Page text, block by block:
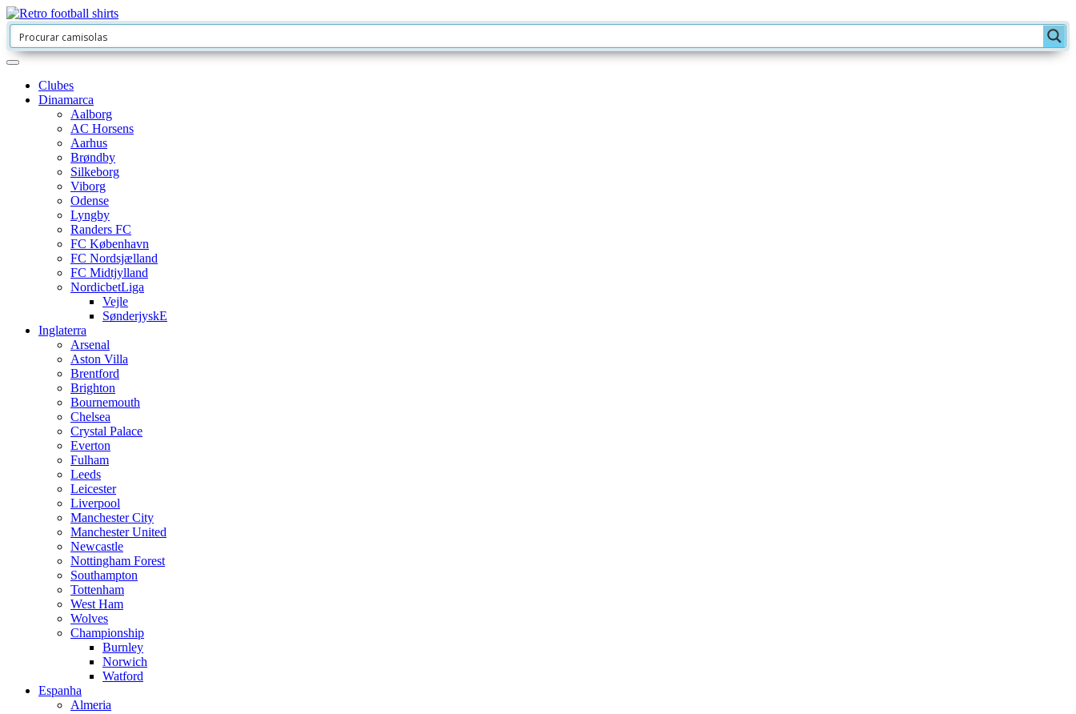
Clubes
Dinamarca
Aalborg
AC Horsens
Aarhus
Brøndby
Silkeborg
Viborg
Odense
Lyngby
Randers FC
FC København
FC Nordsjælland
FC Midtjylland
NordicbetLiga
Vejle
SønderjyskE
Inglaterra
Arsenal
Aston Villa
Brentford
Brighton
Bournemouth
Chelsea
Crystal Palace
Everton
Fulham
Leeds
Leicester
Liverpool
Manchester City
Manchester United
Newcastle
Nottingham Forest
Southampton
Tottenham
West Ham
Wolves
Championship
Burnley
Norwich
Watford
Espanha
Almeria